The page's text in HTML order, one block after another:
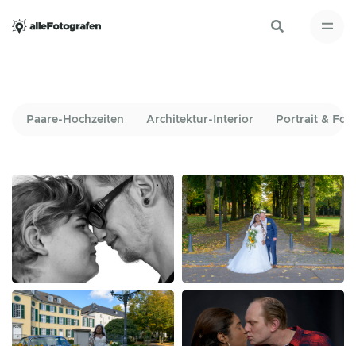
Paare-Hochzeiten Architektur-Interior Portrait &